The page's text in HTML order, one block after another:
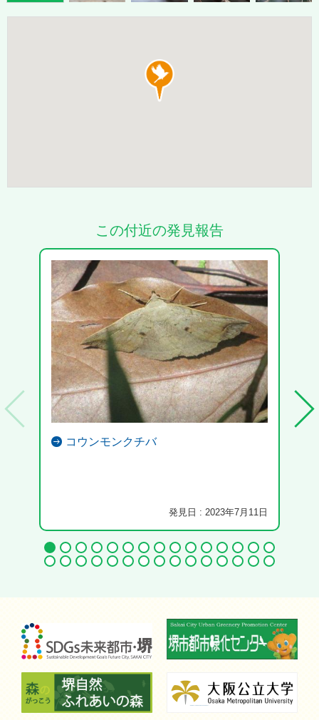
この付近の発見報告
コウンモンクチバ
発見日 : 2023年7月11日